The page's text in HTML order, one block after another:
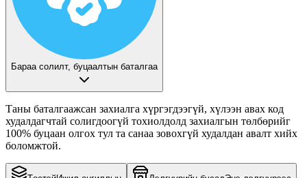
Бараа солилт, буцаалтын баталгаа
Таны баталгаажсан захиалга хүргэгдээгүй, хүлээн авах код
худалдагчтай солигдоогүй тохиолдолд захиалгын төлбөрийг
100% буцаан олгох тул та санаа зовохгүй худалдан авалт хийх
боломжтой.